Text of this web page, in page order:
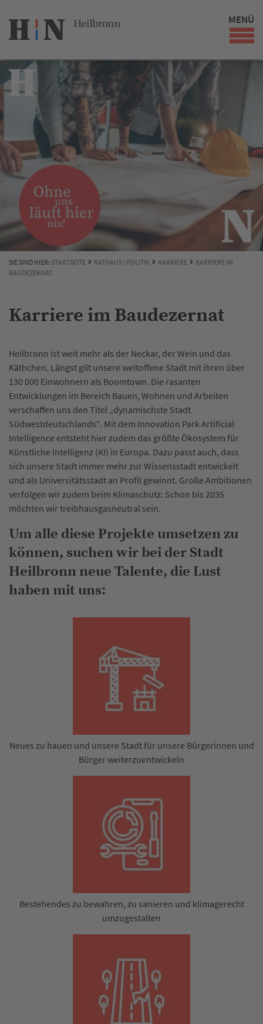
MENÜ
SIE SIND HIER: STARTSEITE RATHAUS | POLITIK KARRIERE
KARRIERE IM
BAUDEZERNAT
Karriere im Baudezernat
Heilbronn ist weit mehr als der Neckar, der Wein und das
Käthchen. Längst gilt unsere weltoffene Stadt mit ihren über
130 000 Einwohnern als Boomtown. Die rasanten
Entwicklungen im Bereich Bauen, Wohnen und Arbeiten
verschaffen uns den Titel „dynamischste Stadt
Südwestdeutschlands“. Mit dem Innovation Park Artificial
Intelligence entsteht hier zudem das größte Ökosystem für
Künstliche Intelligenz (KI) in Europa. Dazu passt auch, dass
sich unsere Stadt immer mehr zur Wissensstadt entwickelt
und als Universitätsstadt an Profil gewinnt. Große Ambitionen
verfolgen wir zudem beim Klimaschutz: Schon bis 2035
möchten wir treibhausgasneutral sein.
Um alle diese Projekte umsetzen zu
können, suchen wir bei der Stadt
Heilbronn neue Talente, die Lust
haben mit uns:
Neues zu bauen und unsere Stadt für unsere Bürgerinnen und
Bürger weiterzuentwickeln
Bestehendes zu bewahren, zu sanieren und klimagerecht
umzugestalten